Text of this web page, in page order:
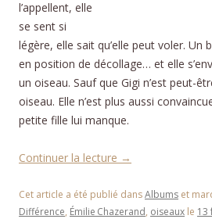
l’appellent, elle
se sent si
légère, elle sait qu’elle peut voler. Un
en position de décollage… et elle
un oiseau. Sauf que Gigi n’est peut-
oiseau. Elle n’est plus aussi
petite fille lui manque.
Continuer la lecture →
Cet article a été publié dansAlbums et
Différence, Émilie Chazerand, oiseaux le 13